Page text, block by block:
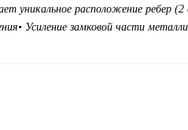
уникальное расположение ребер (2
• Усиление замковой части